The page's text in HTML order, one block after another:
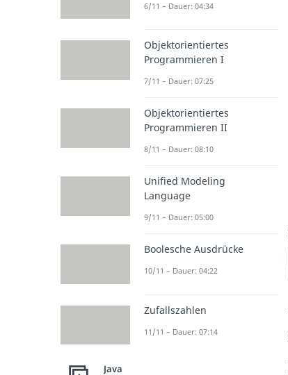
6/11 – Dauer: 04:34
Objektorientiertes
Programmieren I
7/11 – Dauer: 07:25
Objektorientiertes
Programmieren II
8/11 – Dauer: 08:10
Unified Modeling
Language
9/11 – Dauer: 05:00
Boolesche Ausdrücke
10/11 – Dauer: 04:22
Zufallszahlen
11/11 – Dauer: 07:14
Java